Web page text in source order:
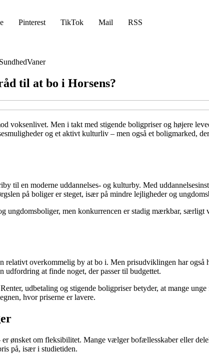
Pinterest TikTok Mail RSS
SundhedVaner
til at bo i Horsens?
voksenlivet. Men i takt med stigende boligpriser og højere
og et aktivt kulturliv – men også et boligmarked,
til en moderne uddannelses- og kulturby. Med
på boliger er steget, især på mindre lejligheder og
ungdomsboliger, men konkurrencen er stadig mærkbar,
relativt overkommelig by at bo i. Men prisudviklingen har
at finde noget, der passer til budgettet.
udbetaling og stigende boligpriser betyder, at mange
hvor priserne er lavere.
ønsket om fleksibilitet. Mange vælger bofællesskaber eller
på, især i studietiden.